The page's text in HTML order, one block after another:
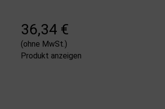
36,34 €
(ohne MwSt.)
Produkt anzeigen